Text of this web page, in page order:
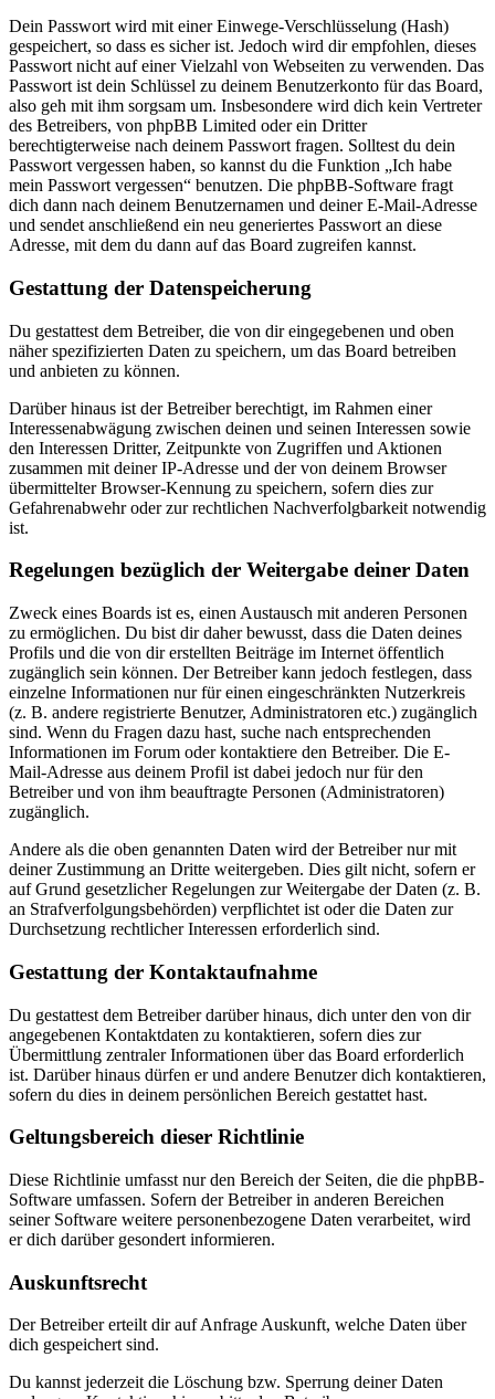
Dein Passwort wird mit einer Einwege-Verschlüsselung (Hash)
gespeichert, so dass es sicher ist. Jedoch wird dir empfohlen, dieses
Passwort nicht auf einer Vielzahl von Webseiten zu verwenden. Das
Passwort ist dein Schlüssel zu deinem Benutzerkonto für das Board,
also geh mit ihm sorgsam um. Insbesondere wird dich kein Vertreter
des Betreibers, von phpBB Limited oder ein Dritter
berechtigterweise nach deinem Passwort fragen. Solltest du dein
Passwort vergessen haben, so kannst du die Funktion „Ich habe
mein Passwort vergessen“ benutzen. Die phpBB-Software fragt
dich dann nach deinem Benutzernamen und deiner E-Mail-Adresse
und sendet anschließend ein neu generiertes Passwort an diese
Adresse, mit dem du dann auf das Board zugreifen kannst.
Gestattung der Datenspeicherung
Du gestattest dem Betreiber, die von dir eingegebenen und oben
näher spezifizierten Daten zu speichern, um das Board betreiben
und anbieten zu können.
Darüber hinaus ist der Betreiber berechtigt, im Rahmen einer
Interessenabwägung zwischen deinen und seinen Interessen sowie
den Interessen Dritter, Zeitpunkte von Zugriffen und Aktionen
zusammen mit deiner IP-Adresse und der von deinem Browser
übermittelter Browser-Kennung zu speichern, sofern dies zur
Gefahrenabwehr oder zur rechtlichen Nachverfolgbarkeit notwendig
ist.
Regelungen bezüglich der Weitergabe deiner Daten
Zweck eines Boards ist es, einen Austausch mit anderen Personen
zu ermöglichen. Du bist dir daher bewusst, dass die Daten deines
Profils und die von dir erstellten Beiträge im Internet öffentlich
zugänglich sein können. Der Betreiber kann jedoch festlegen, dass
einzelne Informationen nur für einen eingeschränkten Nutzerkreis
(z. B. andere registrierte Benutzer, Administratoren etc.) zugänglich
sind. Wenn du Fragen dazu hast, suche nach entsprechenden
Informationen im Forum oder kontaktiere den Betreiber. Die E-
Mail-Adresse aus deinem Profil ist dabei jedoch nur für den
Betreiber und von ihm beauftragte Personen (Administratoren)
zugänglich.
Andere als die oben genannten Daten wird der Betreiber nur mit
deiner Zustimmung an Dritte weitergeben. Dies gilt nicht, sofern er
auf Grund gesetzlicher Regelungen zur Weitergabe der Daten (z. B.
an Strafverfolgungsbehörden) verpflichtet ist oder die Daten zur
Durchsetzung rechtlicher Interessen erforderlich sind.
Gestattung der Kontaktaufnahme
Du gestattest dem Betreiber darüber hinaus, dich unter den von dir
angegebenen Kontaktdaten zu kontaktieren, sofern dies zur
Übermittlung zentraler Informationen über das Board erforderlich
ist. Darüber hinaus dürfen er und andere Benutzer dich kontaktieren,
sofern du dies in deinem persönlichen Bereich gestattet hast.
Geltungsbereich dieser Richtlinie
Diese Richtlinie umfasst nur den Bereich der Seiten, die die phpBB-
Software umfassen. Sofern der Betreiber in anderen Bereichen
seiner Software weitere personenbezogene Daten verarbeitet, wird
er dich darüber gesondert informieren.
Auskunftsrecht
Der Betreiber erteilt dir auf Anfrage Auskunft, welche Daten über
dich gespeichert sind.
Du kannst jederzeit die Löschung bzw. Sperrung deiner Daten